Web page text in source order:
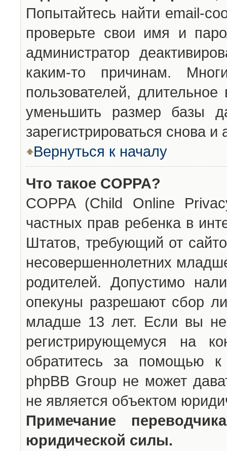
Попытайтесь найти email-
проверьте свои имя и
администратор
каким-то причинам.
пользователей,
уменьшить размер базы
зарегистрироваться снова и
Вернуться к началу
Что такое COPPA?
COPPA (Child Online
частных прав ребенка в
Штатов, требующий от
несовершеннолетних
родителей. Допустимо
опекуны разрешают сбор
младше 13 лет. Если вы
регистрирующемуся на
обратитесь за помощью к
phpBB Group не может
не является объектом
Примечание
юридической силы.